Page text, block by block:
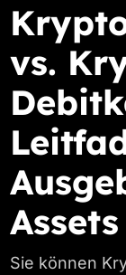
vs.
Assets
Sie können